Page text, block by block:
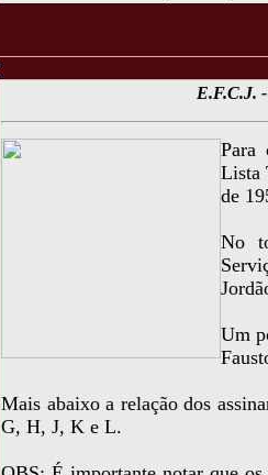
E.F.C.J.
Para
Lista
de
No
Um
Mais abaixo a relação dos
G, H, J, K e L.